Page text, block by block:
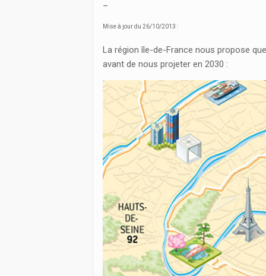
Mise à jour du 26/10/2013 :
La région île-de-France nous propose
avant de nous projeter en 2030 :